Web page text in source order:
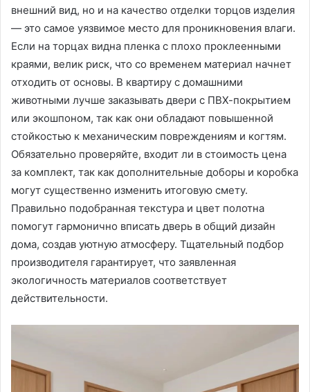
внешний вид, но и на качество отделки торцов изделия
— это самое уязвимое место для проникновения влаги.
Если на торцах видна пленка с плохо проклеенными
краями, велик риск, что со временем материал начнет
отходить от основы. В квартиру с домашними
животными лучше заказывать двери с ПВХ-покрытием
или экошпоном, так как они обладают повышенной
стойкостью к механическим повреждениям и когтям.
Обязательно проверяйте, входит ли в стоимость цена
за комплект, так как дополнительные доборы и коробка
могут существенно изменить итоговую смету.
Правильно подобранная текстура и цвет полотна
помогут гармонично вписать дверь в общий дизайн
дома, создав уютную атмосферу. Тщательный подбор
производителя гарантирует, что заявленная
экологичность материалов соответствует
действительности.